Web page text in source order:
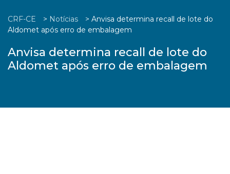
CRF-CE > Notícias > Anvisa determina recall de lote do
Aldomet após erro de embalagem
Anvisa determina recall de lote do
Aldomet após erro de embalagem